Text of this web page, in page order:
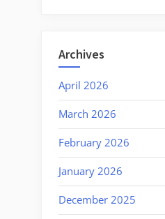
Archives
April 2026
March 2026
February 2026
January 2026
December 2025